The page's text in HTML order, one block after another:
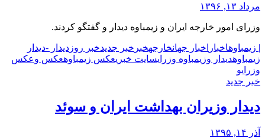
مرداد ۱۳, ۱۳۹۶
وزرای امور خارجه ایران و زیمباوه دیدار و گفتگو کردند.
| زیمباوهاخبار اخبار جهانخارجهخبر خبر جدیدخبر روز دیدار -دیدار
زیمباوهدیدار وزیمباوه وزرایسایت خبریعکس زیمباوهعکس وعکس
وزرایو
خبر جدید
دیدار وزیران بهداشت ایران و سوئد
آذر ۱۴, ۱۳۹۵